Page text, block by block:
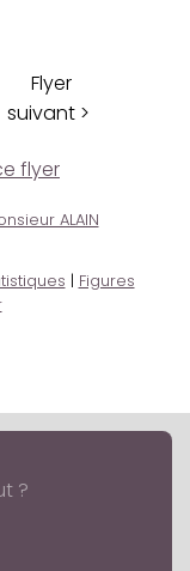
Flyer
suivant >
flyer
ALAIN
| Figures
?